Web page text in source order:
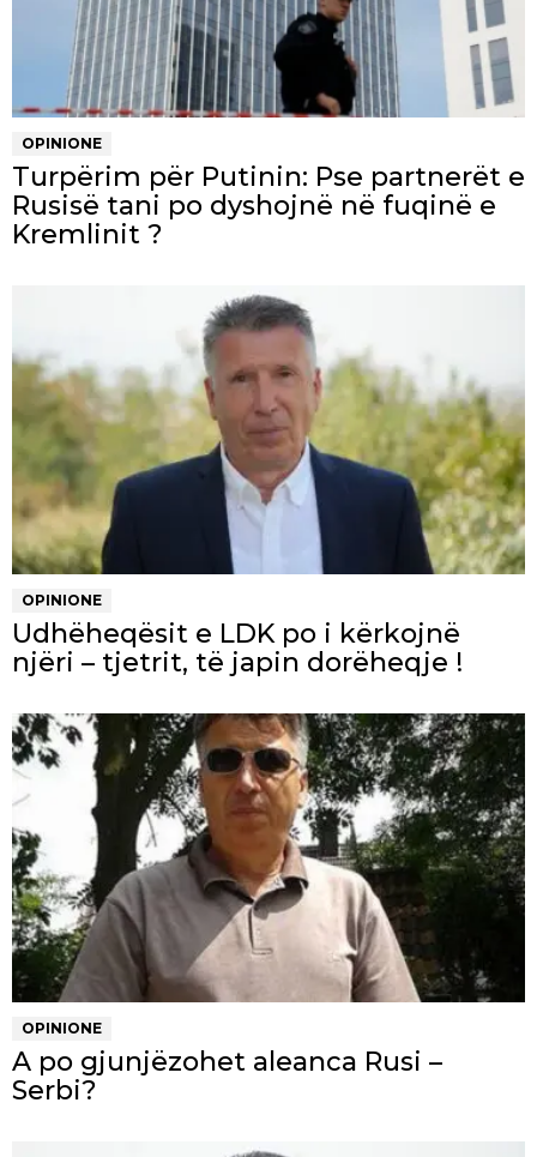
OPINIONE
Turpërim për Putinin: Pse partnerët e
Rusisë tani po dyshojnë në fuqinë e
Kremlinit ?
OPINIONE
Udhëheqësit e LDK po i kërkojnë
njëri – tjetrit, të japin dorëheqje !
OPINIONE
A po gjunjëzohet aleanca Rusi –
Serbi?